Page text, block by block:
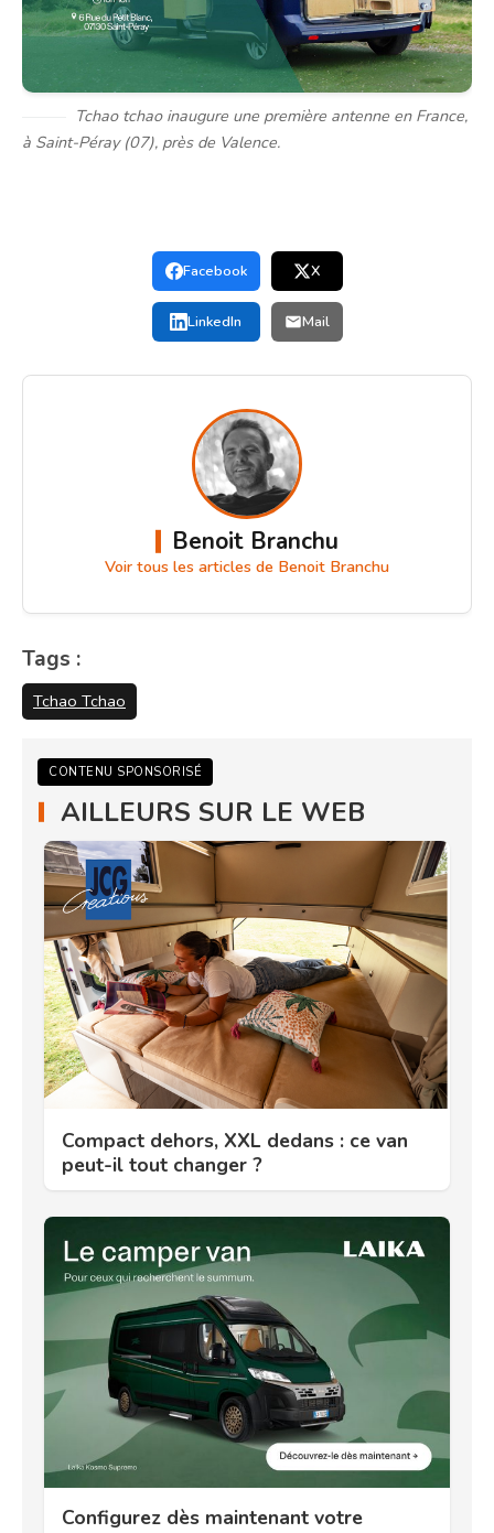
Tchao tchao inaugure une première antenne en France,
à Saint-Péray (07), près de Valence.
Facebook X
LinkedIn Mail
Benoit Branchu
Voir tous les articles de Benoit Branchu
Tags :
Tchao Tchao
CONTENU SPONSORISÉ
AILLEURS SUR LE WEB
Compact dehors, XXL dedans : ce van
peut-il tout changer ?
Configurez dès maintenant votre